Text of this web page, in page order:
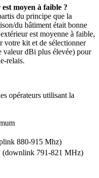
moyen à faible ?
du principe que la
du bâtiment était bonne
est moyenne à faible,
votre kit et de sélectionner
valeur dBi plus élevée) pour
relais.
opérateurs utilisant la
880-915 Mhz)
(downlink 791-821 MHz)